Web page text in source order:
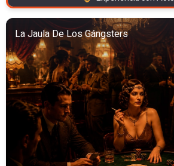
La Jaula De Los Gángsters